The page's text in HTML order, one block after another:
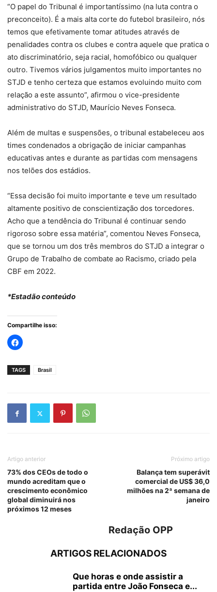
“O papel do Tribunal é importantíssimo (na luta contra o
preconceito). É a mais alta corte do futebol brasileiro, nós
temos que efetivamente tomar atitudes através de
penalidades contra os clubes e contra aquele que pratica o
ato discriminatório, seja racial, homofóbico ou qualquer
outro. Tivemos vários julgamentos muito importantes no
STJD e tenho certeza que estamos evoluindo muito com
relação a este assunto”, afirmou o vice-presidente
administrativo do STJD, Maurício Neves Fonseca.
Além de multas e suspensões, o tribunal estabeleceu aos
times condenados a obrigação de iniciar campanhas
educativas antes e durante as partidas com mensagens
nos telões dos estádios.
“Essa decisão foi muito importante e teve um resultado
altamente positivo de conscientização dos torcedores.
Acho que a tendência do Tribunal é continuar sendo
rigoroso sobre essa matéria”, comentou Neves Fonseca,
que se tornou um dos três membros do STJD a integrar o
Grupo de Trabalho de combate ao Racismo, criado pela
CBF em 2022.
*Estadão conteúdo
Compartilhe isso:
TAGS Brasil
Artigo anterior
73% dos CEOs de todo o
mundo acreditam que o
crescimento econômico
global diminuirá nos
próximos 12 meses
Próximo artigo
Balança tem superávit
comercial de US$ 36,0
milhões na 2ª semana de
janeiro
Redação OPP
ARTIGOS RELACIONADOS
Que horas e onde assistir a
partida entre João Fonseca e...